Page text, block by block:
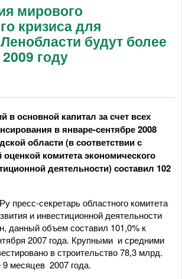
мирового
кризиса для
будут более
году
в основной капитал за счет всех
в январе-сентябре 2008
области (в соответствии с
комитета экономического
деятельности) составил 102
пресс-секретарь областного комитета
и инвестиционной деятельности
данный объем составил 101,0% к
2007 года. Крупными и средними
в строительство 78,3 млрд.
месяцев 2007 года.